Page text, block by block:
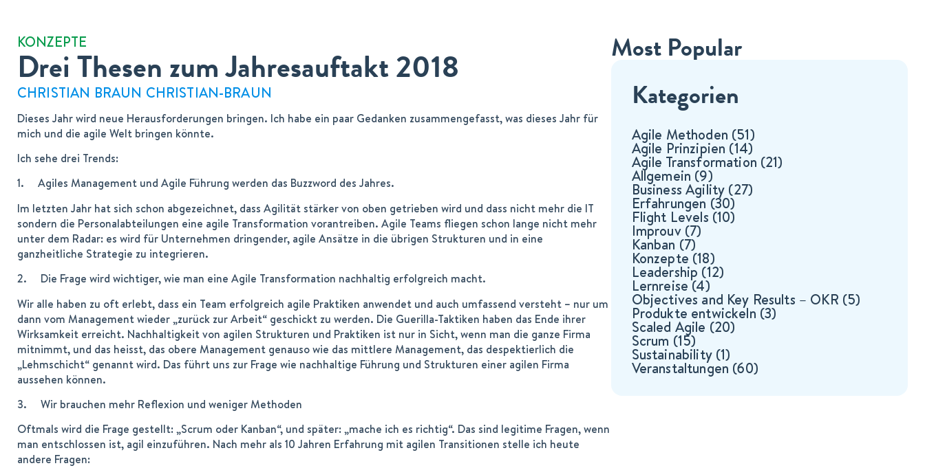
KONZEPTE
Drei Thesen zum Jahresauftakt 2018
CHRISTIAN BRAUN CHRISTIAN-BRAUN
Dieses Jahr wird neue Herausforderungen bringen. Ich habe ein paar Gedanken zusammengefasst, was dieses Jahr für
mich und die agile Welt bringen könnte.
Ich sehe drei Trends:
1. Agiles Management und Agile Führung werden das Buzzword des Jahres.
Im letzten Jahr hat sich schon abgezeichnet, dass Agilität stärker von oben getrieben wird und dass nicht mehr die IT
sondern die Personalabteilungen eine agile Transformation vorantreiben. Agile Teams fliegen schon lange nicht mehr
unter dem Radar: es wird für Unternehmen dringender, agile Ansätze in die übrigen Strukturen und in eine
ganzheitliche Strategie zu integrieren.
2. Die Frage wird wichtiger, wie man eine Agile Transformation nachhaltig erfolgreich macht.
Wir alle haben zu oft erlebt, dass ein Team erfolgreich agile Praktiken anwendet und auch umfassend versteht – nur um
dann vom Management wieder „zurück zur Arbeit“ geschickt zu werden. Die Guerilla-Taktiken haben das Ende ihrer
Wirksamkeit erreicht. Nachhaltigkeit von agilen Strukturen und Praktiken ist nur in Sicht, wenn man die ganze Firma
mitnimmt, und das heisst, das obere Management genauso wie das mittlere Management, das despektierlich die
„Lehmschicht“ genannt wird. Das führt uns zur Frage wie nachhaltige Führung und Strukturen einer agilen Firma
aussehen können.
3. Wir brauchen mehr Reflexion und weniger Methoden
Oftmals wird die Frage gestellt: „Scrum oder Kanban“, und später: „mache ich es richtig“. Das sind legitime Fragen, wenn
man entschlossen ist, agil einzuführen. Nach mehr als 10 Jahren Erfahrung mit agilen Transitionen stelle ich heute
andere Fragen:
Most Popular
Kategorien
Agile Methoden (51)
Agile Prinzipien (14)
Agile Transformation (21)
Allgemein (9)
Business Agility (27)
Erfahrungen (30)
Flight Levels (10)
Improuv(7)
Kanban (7)
Konzepte (18)
Leadership (12)
Lernreise(4)
Objectives and Key Results – OKR (5)
Produkte entwickeln (3)
Scaled Agile (20)
Scrum (15)
Sustainability(1)
Veranstaltungen (60)